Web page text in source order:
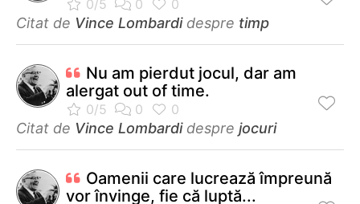
Citat de Vince Lombardidespre timp
Nu am pierdut jocul, dar am
alergat out of time.
Citat de Vince Lombardidespre jocuri
Oamenii care lucrează împreună
vor învinge, fie că luptă...